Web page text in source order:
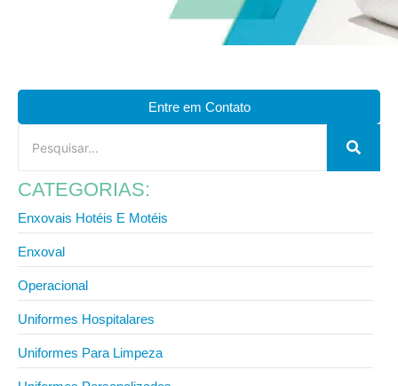
Entre em Contato
CATEGORIAS:
Enxovais Hotéis E Motéis
Enxoval
Operacional
Uniformes Hospitalares
Uniformes Para Limpeza